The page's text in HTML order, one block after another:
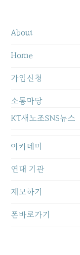
About
Home
가입신청
소통마당
KT새노조SNS뉴스
아카데미
연대 기관
제보하기
폰바로가기